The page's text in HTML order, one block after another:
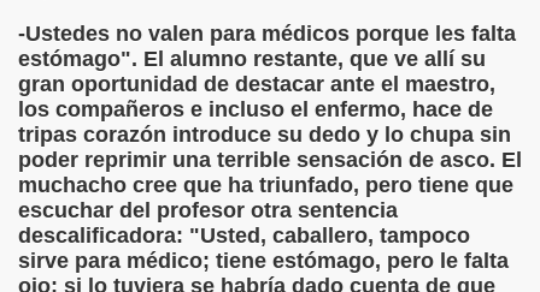
-Ustedes no valen para médicos porque les falta
estómago". El alumno restante, que ve allí su
gran oportunidad de destacar ante el maestro,
los compañeros e incluso el enfermo, hace de
tripas corazón introduce su dedo y lo chupa sin
poder reprimir una terrible sensación de asco. El
muchacho cree que ha triunfado, pero tiene que
escuchar del profesor otra sentencia
descalificadora: "Usted, caballero, tampoco
sirve para médico; tiene estómago, pero le falta
ojo; si lo tuviera se habría dado cuenta de que
(Cayetano Fernández)
Samaniego)